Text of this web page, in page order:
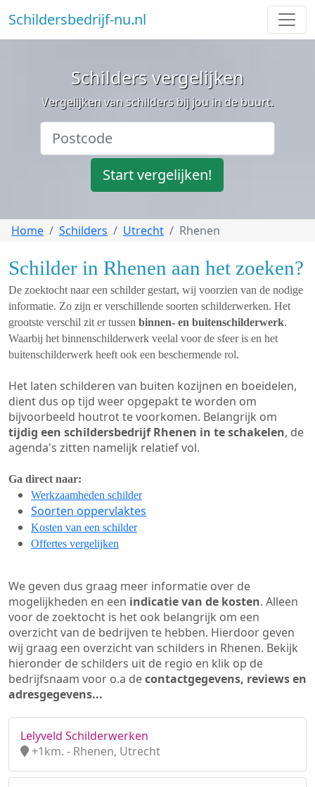
Schildersbedrijf-nu.nl
Schilders vergelijken
Vergelijken van schilders bij jou in de buurt.
Start vergelijken!
Home Schilders Utrecht Rhenen
Schilder in Rhenen aan het zoeken?
De zoektocht naar een schilder gestart, wij voorzien van de nodige
informatie. Zo zijn er verschillende soorten schilderwerken. Het
grootste verschil zit er tussen binnen- en buitenschilderwerk.
Waarbij het binnenschilderwerk veelal voor de sfeer is en het
buitenschilderwerk heeft ook een beschermende rol.
Het laten schilderen van buiten kozijnen en boeidelen,
dient dus op tijd weer opgepakt te worden om
bijvoorbeeld houtrot te voorkomen. Belangrijk om
tijdig een schildersbedrijf Rhenen in te schakelen, de
agenda's zitten namelijk relatief vol.
Ga direct naar:
Werkzaamheden schilder
Soorten oppervlaktes
Kosten van een schilder
Offertes vergelijken
We geven dus graag meer informatie over de
mogelijkheden en een indicatie van de kosten. Alleen
voor de zoektocht is het ook belangrijk om een
overzicht van de bedrijven te hebben. Hierdoor geven
wij graag een overzicht van schilders in Rhenen. Bekijk
hieronder de schilders uit de regio en klik op de
bedrijfsnaam voor o.a decontactgegevens, reviews en
adresgegevens...
Lelyveld Schilderwerken
+1km. - Rhenen, Utrecht